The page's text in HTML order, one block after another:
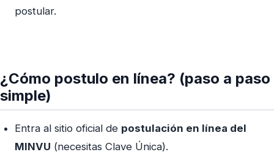
postular.
¿Cómo postulo en línea? (paso a paso
simple)
Entra al sitio oficial de postulación en línea del
MINVU (necesitas Clave Única).